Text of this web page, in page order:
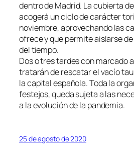
dentro de Madrid. La cubierta
acogerá un ciclo de carácter
noviembre, aprovechando las
ofrece y que permite aislarse
del tiempo.
Dos o tres tardes con marcado
tratarán de rescatar el vacío
la capital española. Toda la
festejos, queda sujeta a las
a la evolución de la pandemia.
25 de agosto de 2020